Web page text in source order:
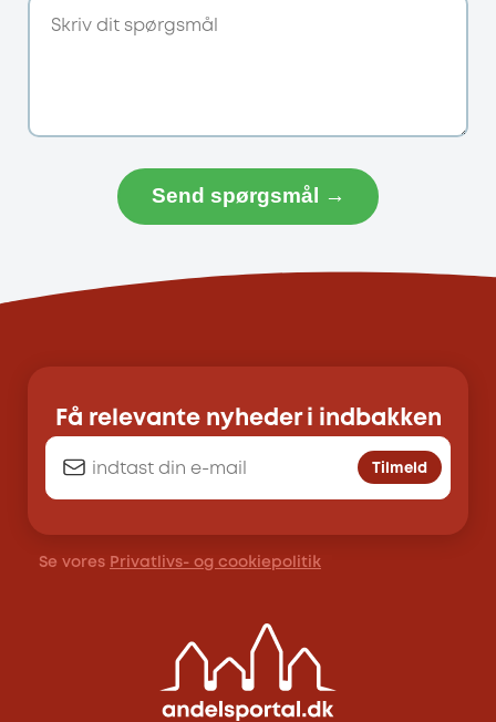
Send spørgsmål →
Få relevante nyheder i indbakken
Tilmeld
Se vores Privatlivs- og cookiepolitik